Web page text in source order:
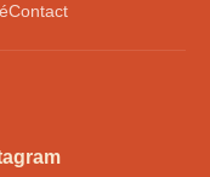
Contact